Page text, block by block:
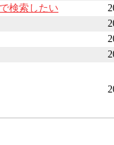
検索したい